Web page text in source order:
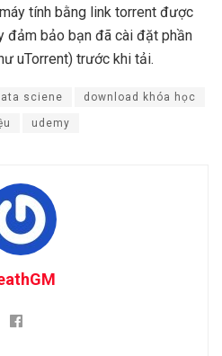
tính bằng link torrent được
đảm bảo bạn đã cài đặt phần
uTorrent) trước khi tải.
sciene download khóa học
udemy